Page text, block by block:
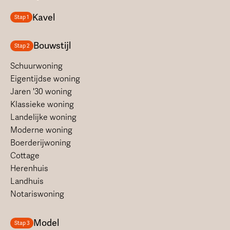
Stap 1 Kavel
Stap 2 Bouwstijl
Schuurwoning
Eigentijdse woning
Jaren '30 woning
Klassieke woning
Landelijke woning
Moderne woning
Boerderijwoning
Cottage
Herenhuis
Landhuis
Notariswoning
Stap 3 Model